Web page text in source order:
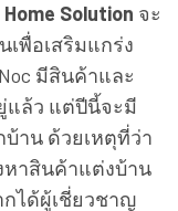
Home Solution จะ
พื่อเสริมแกร่ง
มีสินค้าและ
แล้ว แต่ปีนี้จะมี
าน ด้วยเหตุที่ว่า
หาสินค้าแต่งบ้าน
กได้ผู้เชี่ยวชาญ